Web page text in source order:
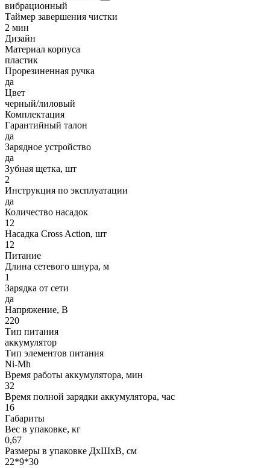
вибрационный
Таймер завершения чистки
2 мин
Дизайн
Материал корпуса
пластик
Прорезиненная ручка
да
Цвет
черный/лиловый
Комплектация
Гарантийный талон
да
Зарядное устройство
да
Зубная щетка, шт
2
Инструкция по эксплуатации
да
Количество насадок
12
Насадка Cross Action, шт
12
Питание
Длина сетевого шнура, м
1
Зарядка от сети
да
Напряжение, В
220
Тип питания
аккумулятор
Тип элементов питания
Ni-Mh
Время работы аккумулятора, мин
32
Время полной зарядки аккумулятора, час
16
Габариты
Вес в упаковке, кг
0,67
Размеры в упаковке ДxШxВ, см
22*9*30